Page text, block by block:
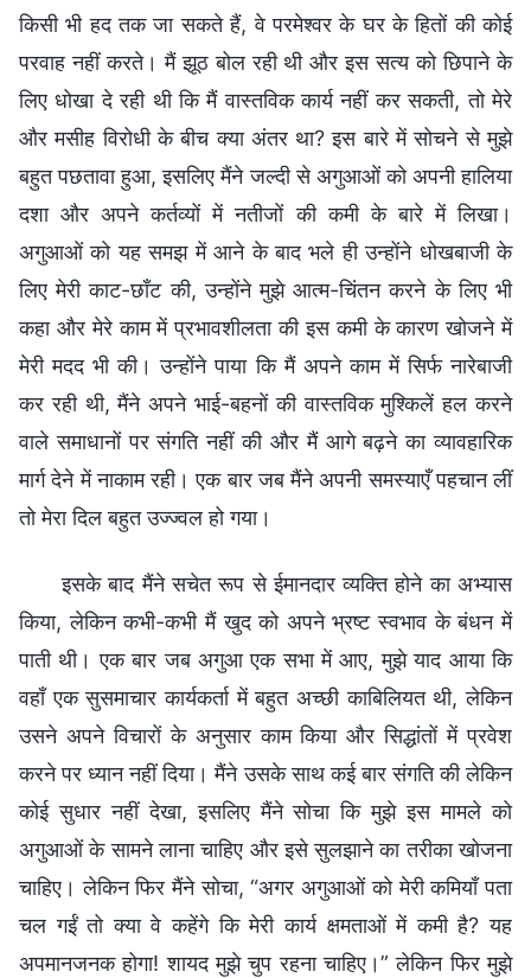
किसी भी हद तक जा सकते हैं, वे परमेश्वर के घर के हितों की कोई
परवाह नहीं करते। मैं झूठ बोल रही थी और इस सत्य को छिपाने के
लिए धोखा दे रही थी कि मैं वास्तविक कार्य नहीं कर सकती, तो मेरे
और मसीह विरोधी के बीच क्या अंतर था? इस बारे में सोचने से मुझे
बहुत पछतावा हुआ, इसलिए मैंने जल्दी से अगुआओं को अपनी हालिया
दशा और अपने कर्तव्यों में नतीजों की कमी के बारे में लिखा।
अगुआओं को यह समझ में आने के बाद भले ही उन्होंने धोखबाजी के
लिए मेरी काट-छाँट की, उन्होंने मुझे आत्म-चिंतन करने के लिए भी
कहा और मेरे काम में प्रभावशीलता की इस कमी के कारण खोजने में
मेरी मदद भी की। उन्होंने पाया कि मैं अपने काम में सिर्फ नारेबाजी
कर रही थी, मैंने अपने भाई-बहनों की वास्तविक मुश्किलें हल करने
वाले समाधानों पर संगति नहीं की और मैं आगे बढ़ने का व्यावहारिक
मार्ग देने में नाकाम रही। एक बार जब मैंने अपनी समस्याएँ पहचान लीं
तो मेरा दिल बहुत उज्ज्वल हो गया।
इसके बाद मैंने सचेत रूप से ईमानदार व्यक्ति होने का अभ्यास
किया, लेकिन कभी-कभी मैं खुद को अपने भ्रष्ट स्वभाव के बंधन में
पाती थी। एक बार जब अगुआ एक सभा में आए, मुझे याद आया कि
वहाँ एक सुसमाचार कार्यकर्ता में बहुत अच्छी काबिलियत थी, लेकिन
उसने अपने विचारों के अनुसार काम किया और सिद्धांतों में प्रवेश
करने पर ध्यान नहीं दिया। मैंने उसके साथ कई बार संगति की लेकिन
कोई सुधार नहीं देखा, इसलिए मैंने सोचा कि मुझे इस मामले को
अगुआओं के सामने लाना चाहिए और इसे सुलझाने का तरीका खोजना
चाहिए। लेकिन फिर मैंने सोचा, “अगर अगुआओं को मेरी कमियाँ पता
चल गईं तो क्या वे कहेंगे कि मेरी कार्य क्षमताओं में कमी है? यह
अपमानजनक होगा! शायद मुझे चुप रहना चाहिए।” लेकिन फिर मुझे